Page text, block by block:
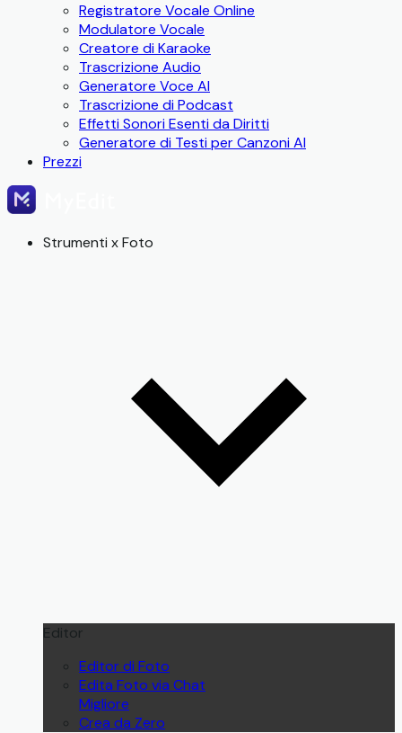
Registratore Vocale Online
Modulatore Vocale
Creatore di Karaoke
Trascrizione Audio
Generatore Voce AI
Trascrizione di Podcast
Effetti Sonori Esenti da Diritti
Generatore di Testi per Canzoni AI
Prezzi
Strumenti x Foto
Editor
Editor di Foto
Edita Foto via Chat
Migliore
Crea da Zero